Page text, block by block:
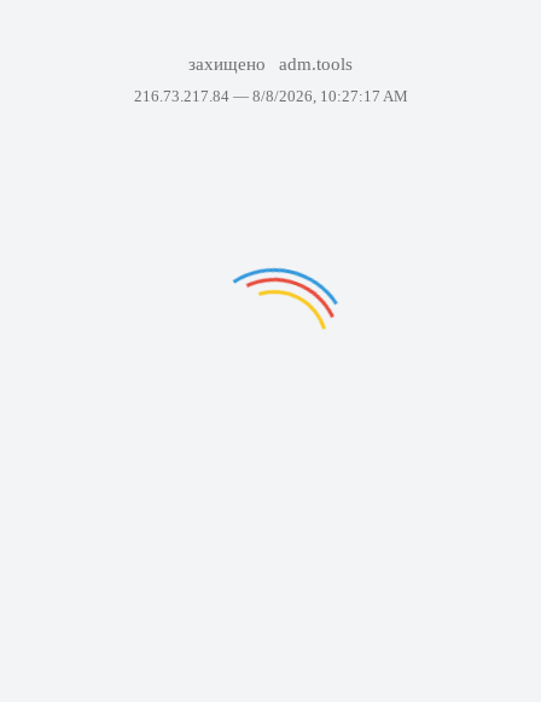
захищено adm.tools
216.73.217.84 — 8/8/2026, 10:27:17 AM